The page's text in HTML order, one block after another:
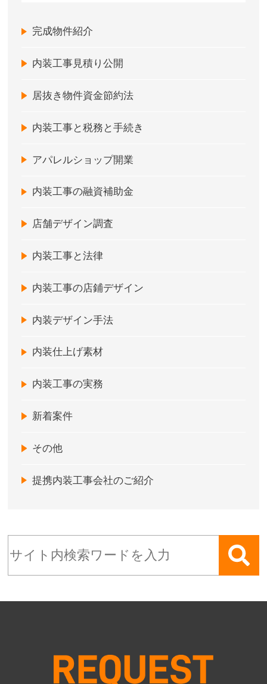
完成物件紹介
内装工事見積り公開
居抜き物件資金節約法
内装工事と税務と手続き
アパレルショップ開業
内装工事の融資補助金
店舗デザイン調査
内装工事と法律
内装工事の店鋪デザイン
内装デザイン手法
内装仕上げ素材
内装工事の実務
新着案件
その他
提携内装工事会社のご紹介